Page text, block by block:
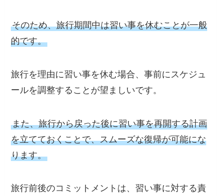
そのため、旅行期間中は習い事を休むことが一般
的です。
旅行を理由に習い事を休む場合、事前にスケジュ
ールを調整することが望ましいです。
また、旅行から戻った後に習い事を再開する計画
を立てておくことで、スムーズな復帰が可能にな
ります。
旅行前後のコミットメントは、習い事に対する責